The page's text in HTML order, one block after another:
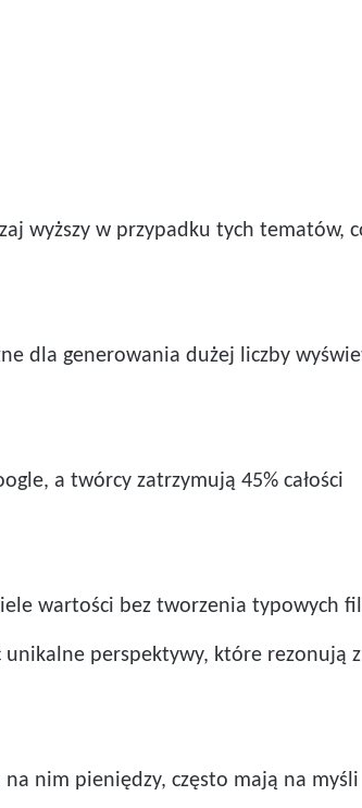
wyższy w przypadku tych tematów,
dla generowania dużej liczby
a twórcy zatrzymują 45% całości
wartości bez tworzenia typowych
unikalne perspektywy, które rezonują z
nim pieniędzy, często mają na myśli